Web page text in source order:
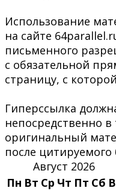
Использование
на сайте
письменного
с обязательной
страницу, с
Гиперссылка
непосредственно
оригинальный
после цитируемого
Август 2026
Пн Вт Ср Чт Пт Сб